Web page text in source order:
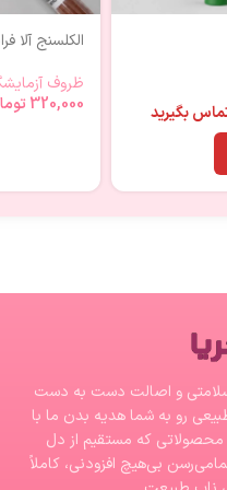
بگیرید
الکلسنج آلا
ظروف
320,000
سلامتی و اصالت دست به دست
رو به شما هدیه بدن ما با
محصولاتی که مستقیم از دل
بی‌هیچ افزودنی، کاملاً